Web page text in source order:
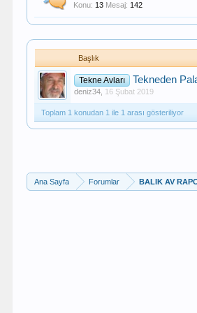
Konu: 13 Mesaj: 142
Başlık
Tekne Avları Tekneden
deniz34 16 Şubat 2019
Toplam 1 konudan 1 ile 1 arası gösteriliyor
Ana Sayfa Forumlar BALIK AV